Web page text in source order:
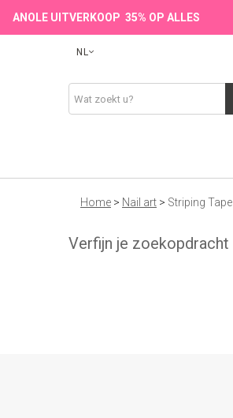
ANOLE UITVERKOOP 35% OP ALLES
NL
Home > Nail art > Striping Tape
Verfijn je zoekopdracht